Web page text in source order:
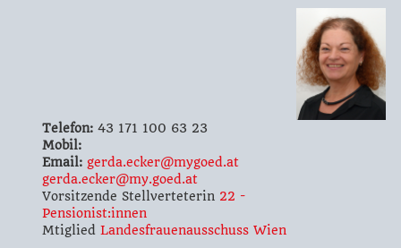
Telefon:43 171 100 63 23
Mobil:
Email: gerda.ecker@mygoed.at
gerda.ecker@my.goed.at
Vorsitzende Stellverteterin 22 -
Pensionist:innen
Mtiglied Landesfrauenausschuss Wien